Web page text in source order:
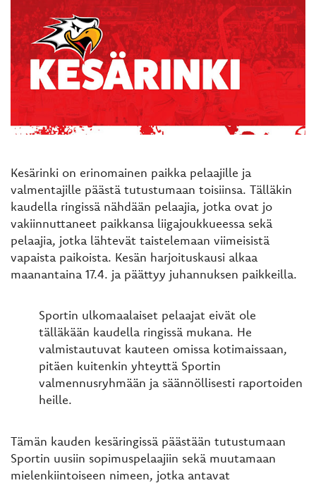
Kesärinki on erinomainen paikka pelaajille ja
valmentajille päästä tutustumaan toisiinsa. Tälläkin
kaudella ringissä nähdään pelaajia, jotka ovat jo
vakiinnuttaneet paikkansa liigajoukkueessa sekä
pelaajia, jotka lähtevät taistelemaan viimeisistä
vapaista paikoista. Kesän harjoituskausi alkaa
maanantaina 17.4. ja päättyy juhannuksen paikkeilla.
Sportin ulkomaalaiset pelaajat eivät ole
tälläkään kaudella ringissä mukana. He
valmistautuvat kauteen omissa kotimaissaan,
pitäen kuitenkin yhteyttä Sportin
valmennusryhmään ja säännöllisesti raportoiden
heille.
Tämän kauden kesäringissä päästään tutustumaan
Sportin uusiin sopimuspelaajiin sekä muutamaan
mielenkiintoiseen nimeen, jotka antavat